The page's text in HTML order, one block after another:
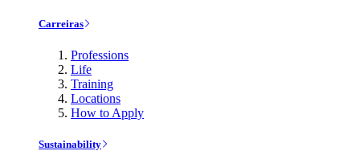
Carreiras
Professions
Life
Training
Locations
How to Apply
Sustainability